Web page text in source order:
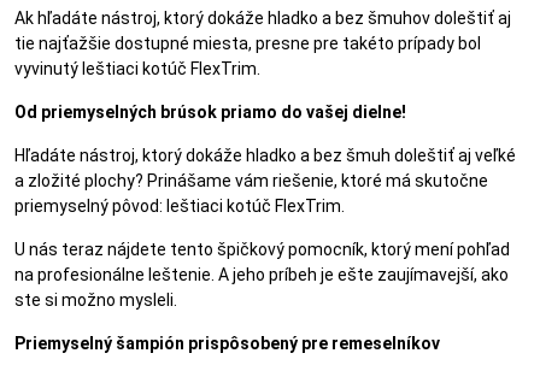
Ak hľadáte nástroj, ktorý dokáže hladko a bez šmuhov doleštiť aj
tie najťažšie dostupné miesta, presne pre takéto prípady bol
vyvinutý leštiaci kotúč FlexTrim.
Od priemyselných brúsok priamo do vašej dielne!
Hľadáte nástroj, ktorý dokáže hladko a bez šmuh doleštiť aj veľké
a zložité plochy? Prinášame vám riešenie, ktoré má skutočne
priemyselný pôvod: leštiaci kotúč FlexTrim.
U nás teraz nájdete tento špičkový pomocník, ktorý mení pohľad
na profesionálne leštenie. A jeho príbeh je ešte zaujímavejší, ako
ste si možno mysleli.
Priemyselný šampión prispôsobený pre remeselníkov